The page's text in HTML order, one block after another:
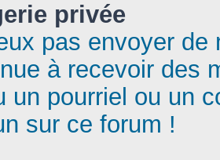
privée
pas envoyer de
à recevoir des
un pourriel ou un
sur ce forum !